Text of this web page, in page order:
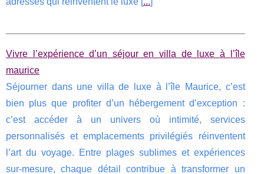
Vivre l’expérience d’un séjour en villa de luxe à l’île
maurice
Séjourner dans une villa de luxe à l’île Maurice, c’est
bien plus que profiter d’un hébergement d’exception :
c’est accéder à un univers où intimité, services
personnalisés et emplacements privilégiés réinventent
l’art du voyage. Entre plages sublimes et expériences
sur-mesure, chaque détail contribue à transformer un